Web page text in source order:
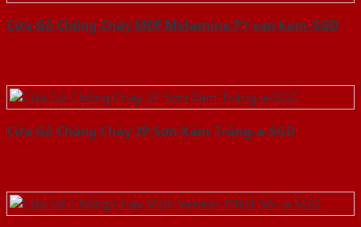
Cửa Gỗ Chống Cháy MDF Melamine P1 van kem-SGD
Cửa Gỗ Chống Cháy 2P Sơn Xám Trắng-a-SGD